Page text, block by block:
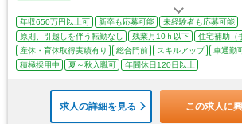
年収650万円以上可 新卒も応募可能
未経験者も応募可能
原則、引越しを伴う転勤なし
残業月10ｈ以下
住宅補助（
産休・育休取得実績有り
総合門前 スキルアップ 車通勤
積極採用中
夏～秋入職可 年間休日120日以上
求人の詳細を見る この求人に